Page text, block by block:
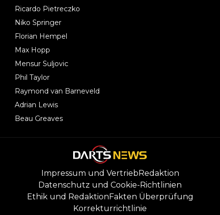
Ricardo Pietreczko
Niko Springer
Florian Hempel
Max Hopp
Mensur Suljovic
Phil Taylor
Raymond van Barneveld
Adrian Lewis
Beau Greaves
Impressum und Vertrieb Redaktion
Datenschutz und Cookie-Richtlinien
Ethik und Redaktion Fakten Überprüfung
Korrekturrichtlinie